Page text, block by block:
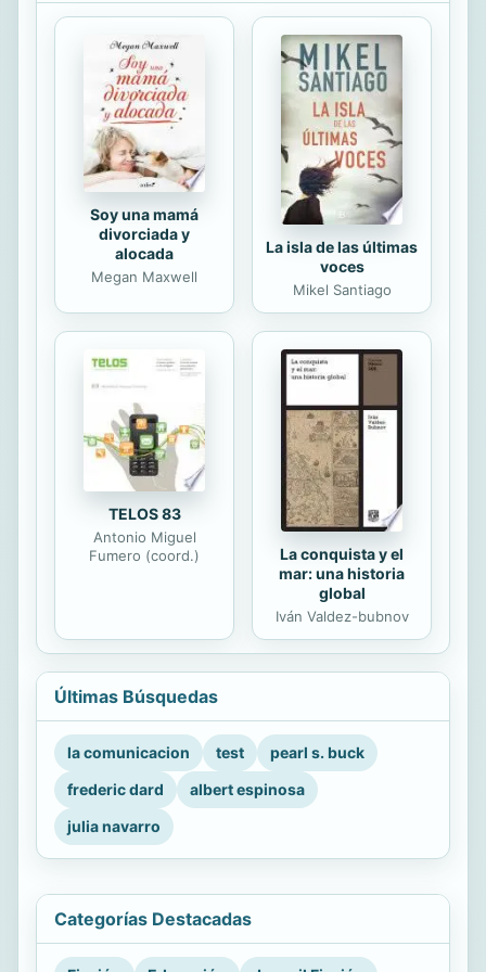
sentado en la terraza de Angelina
dando fin a su desayuno; le gustaba
sentir el viento refrescando su
cuerpo, en primavera le encantaba
disfrutar de los primeros rayos
solares mientras paladeaba su
ensalada de...
Soy una mamá
divorciada y
alocada
Megan Maxwell
La isla de las últimas
voces
Mikel Santiago
TELOS 83
Antonio Miguel
Fumero (coord.)
La conquista y el
mar: una historia
global
Iván Valdez-bubnov
Últimas Búsquedas
la comunicacion test
pearl s. buck
frederic dard
albert espinosa
julia navarro
Categorías Destacadas